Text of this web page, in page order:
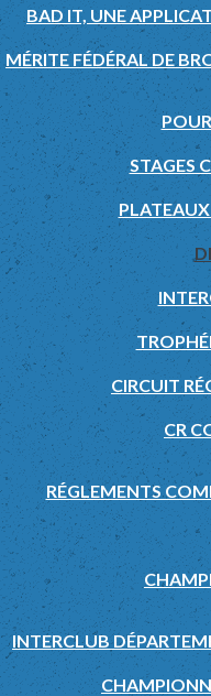
BAD IT, UNE
MÉRITE FÉDÉRAL DE
STAGES
CIRCUIT
CR
RÉGLEMENTS
INTERCLUB